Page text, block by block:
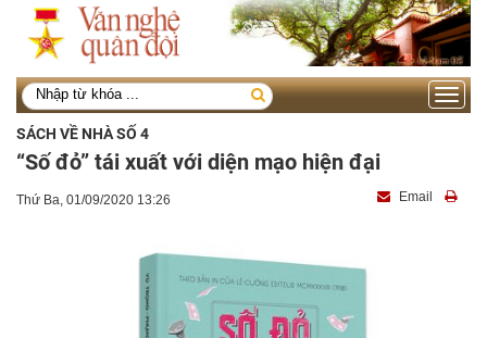
Toggle
SÁCH VỀ NHÀ SỐ 4
“Số đỏ” tái xuất với diện mạo hiện đại
Thứ Ba, 01/09/2020 13:26 Email